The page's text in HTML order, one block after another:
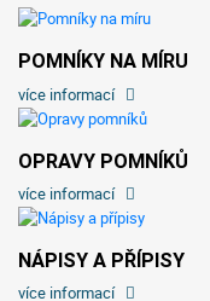
POMNÍKY NA MÍRU
více informací
OPRAVY POMNÍKŮ
více informací
NÁPISY A PŘÍPISY
více informací